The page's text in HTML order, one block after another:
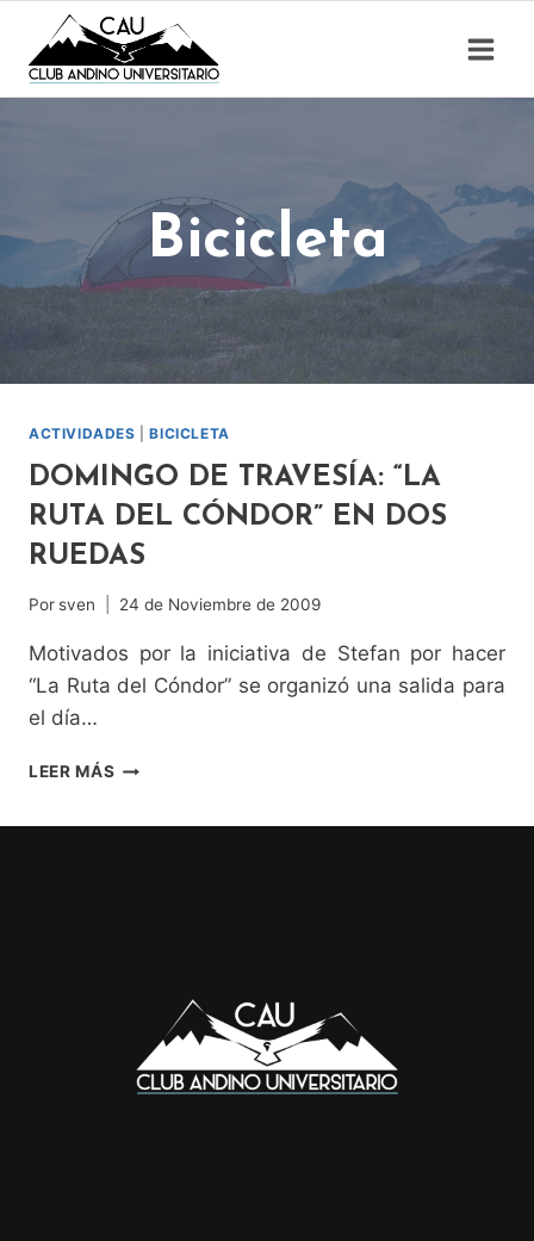
contenido
Bicicleta
ACTIVIDADES |BICICLETA
DOMINGO DE TRAVESÍA: “LA
RUTA DEL CÓNDOR” EN DOS
RUEDAS
Por sven 24 de Noviembre de 2009
Motivados por la iniciativa de Stefan por hacer
“La Ruta del Cóndor” se organizó una salida para
el día…
LEER MÁS DOMINGO